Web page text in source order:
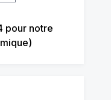
pour notre